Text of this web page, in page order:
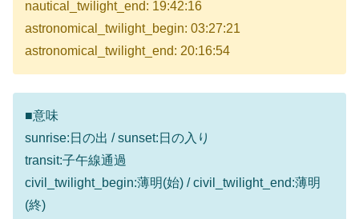
nautical_twilight_end: 19:42:16
astronomical_twilight_begin: 03:27:21
astronomical_twilight_end: 20:16:54
■意味
sunrise:日の出 / sunset:日の入り
transit:子午線通過
civil_twilight_begin:薄明(始) / civil_twilight_end:薄明
(終)